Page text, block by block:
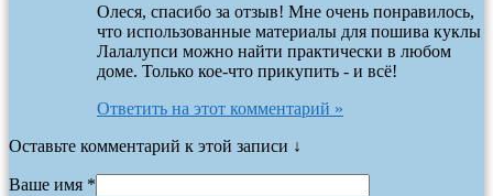
Олеся, спасибо за отзыв! Мне очень понравилось,
что использованные материалы для пошива куклы
Лалалупси можно найти практически в любом
доме. Только кое-что прикупить - и всё!
Ответить на этот комментарий »
Оставьте комментарий к этой записи ↓
Ваше имя *